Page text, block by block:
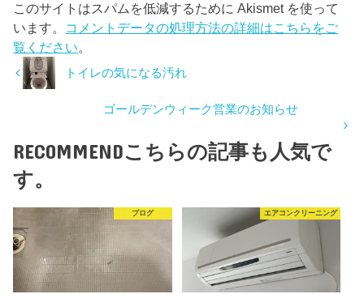
このサイトはスパムを低減するために Akismet を使って
います。 コメントデータの処理方法の詳細はこちらをご
覧ください。
トイレの気になる汚れ
ゴールデンウィーク営業のお知らせ
RECOMMENDこちらの記事も人気で
す。
ブログ エアコンクリーニング